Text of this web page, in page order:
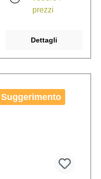
prezzi
Dettagli
Suggerimento